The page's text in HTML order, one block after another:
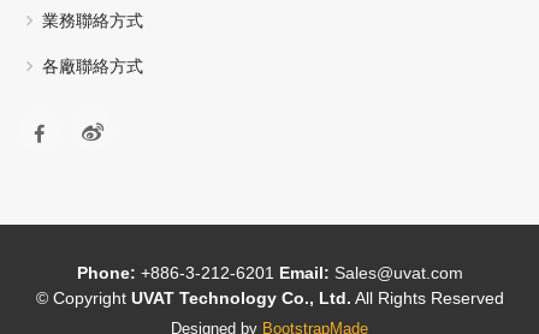
業務聯絡方式
各廠聯絡方式
Phone: +886-3-212-6201 Email: Sales@uvat.com
© Copyright UVAT Technology Co., Ltd. All Rights Reserved
Designed by BootstrapMade